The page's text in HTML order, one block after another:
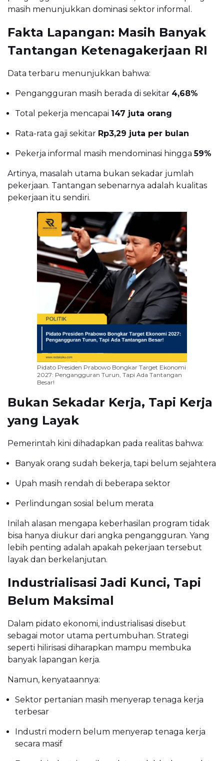
masih menunjukkan dominasi sektor informal.
Fakta Lapangan: Masih Banyak
Tantangan Ketenagakerjaan RI
Data terbaru menunjukkan bahwa:
Pengangguran masih berada di sekitar 4,68%
Total pekerja mencapai 147 juta orang
Rata-rata gaji sekitar Rp3,29 juta per bulan
Pekerja informal masih mendominasi hingga59%
Artinya, masalah utama bukan sekadar jumlah
pekerjaan. Tantangan sebenarnya adalah kualitas
pekerjaan itu sendiri.
Pidato Presiden Prabowo Bongkar Target Ekonomi
2027: Pengangguran Turun, Tapi Ada Tantangan
Besar!
Bukan Sekadar Kerja, Tapi Kerja
yang Layak
Pemerintah kini dihadapkan pada realitas bahwa:
Banyak orang sudah bekerja, tapi belum sejahtera
Upah masih rendah di beberapa sektor
Perlindungan sosial belum merata
Inilah alasan mengapa keberhasilan program tidak
bisa hanya diukur dari angka pengangguran. Yang
lebih penting adalah apakah pekerjaan tersebut
layak dan berkelanjutan.
Industrialisasi Jadi Kunci, Tapi
Belum Maksimal
Dalam pidato ekonomi, industrialisasi disebut
sebagai motor utama pertumbuhan. Strategi
seperti hilirisasi diharapkan mampu membuka
banyak lapangan kerja.
Namun, kenyataannya:
Sektor pertanian masih menyerap tenaga kerja
terbesar
Industri modern belum menyerap tenaga kerja
secara masif